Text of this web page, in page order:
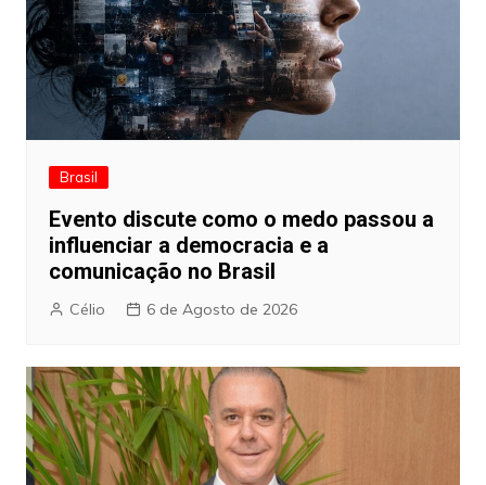
Brasil
Evento discute como o medo passou a
influenciar a democracia e a
comunicação no Brasil
Célio 6 de Agosto de 2026